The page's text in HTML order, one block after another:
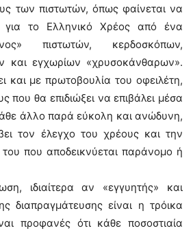
των πιστωτών, όπως φαίνεται να
για το Eλληνικό Xρέος από ένα
πιστωτών, κερδοσκόπων,
και εγχωρίων «χρυσοκάνθαρων».
και με πρωτοβουλία του οφειλέτη,
που θα επιδιώξει να επιβάλει μέσα
άλλο παρά εύκολη και ανώδυνη,
τον έλεγχο του χρέους και την
που αποδεικνύεται παράνομο ή
ιδιαίτερα αν «εγγυητής» και
διαπραγμάτευσης είναι η τρόικα
προφανές ότι κάθε ποσοστιαία